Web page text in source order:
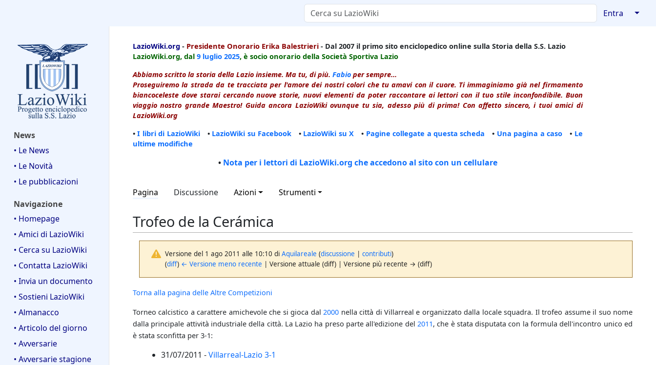
Entra ↓
News
• Le News
• Le Novità
• Le pubblicazioni
Navigazione
• Homepage
• Amici di LazioWiki
• Cerca su LazioWiki
• Contatta LazioWiki
• Invia un documento
• Sostieni LazioWiki
• Almanacco
• Articolo del giorno
• Avversarie
• Avversarie stagione
LazioWiki.org - Presidente Onorario Erika Balestrieri - Dal 2007 il primo sito enciclopedico online sulla Storia della S.S. Lazio
LazioWiki.org, dal 9 luglio 2025, è socio onorario della Società Sportiva Lazio
Abbiamo scritto la storia della Lazio insieme. Ma tu, di più. Fabio per sempre...
Proseguiremo la strada da te tracciata per l'amore dei nostri colori che tu amavi con il cuore. Ti immaginiamo già nel firmamento
biancoceleste dove starai cercando nuove storie, nuovi elementi da poter raccontare ai lettori con il tuo stile inconfondibile. Buon
viaggio nostro grande Maestro! Guida ancora LazioWiki ovunque tu sia, adesso più di prima! Con affetto sincero, i tuoi amici di
LazioWiki.org
•I libri di LazioWiki• LazioWiki su Facebook • LazioWiki su X • Pagine collegate a questa scheda • Una pagina a caso • Le
ultime modifiche
• Nota per i lettori di LazioWiki.org che accedono al sito con un cellulare
Pagina Discussione Azioni Strumenti
Trofeo de la Cerámica
Versione del 1 ago 2011 alle 10:10 diAquilareale (discussione |contributi)
(diff) ← Versione meno recente | Versione attuale (diff) | Versione più recente → (diff)
Torna alla pagina delle Altre Competizioni
Torneo calcistico a carattere amichevole che si gioca dal2000 nella città di Villarreal e organizzato dalla locale squadra. Il trofeo assume il suo nome
dalla principale attività industriale della città. La Lazio ha preso parte all'edizione del 2011, che è stata disputata con la formula dell'incontro unico ed
è stata sconfitta per 3-1:
31/07/2011 -Villarreal-Lazio 3-1